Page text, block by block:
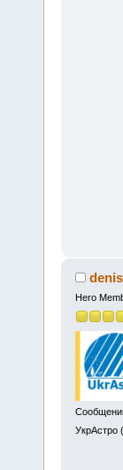
denis
Hero
УкрАстро